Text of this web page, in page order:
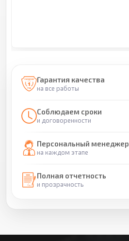
Гарантия качества
на все работы
Соблюдаем сроки
и договоренности
Персональный менеджер
на каждом этапе
Полная отчетность
и прозрачность